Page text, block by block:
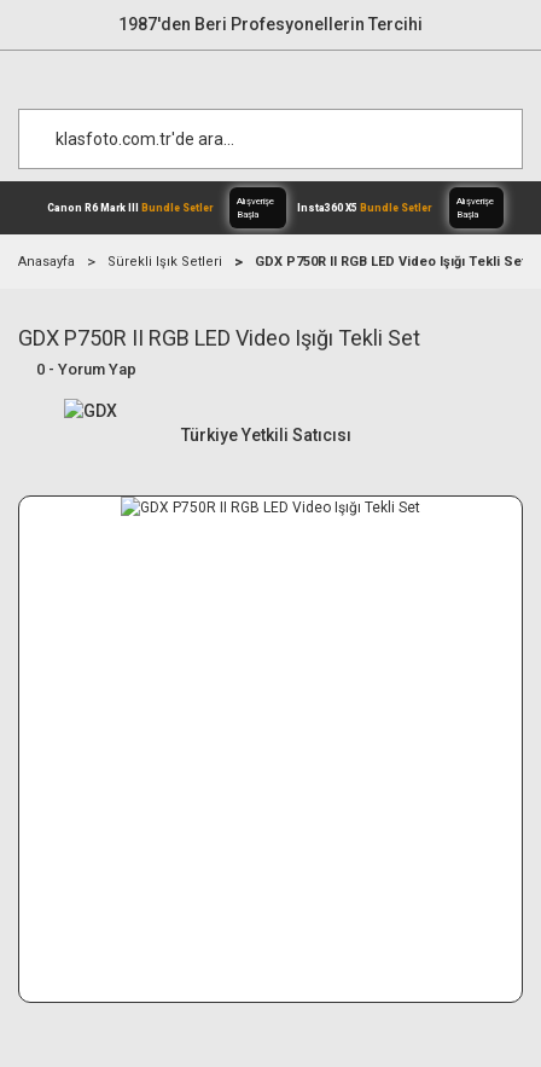
1987'den Beri Profesyonellerin Tercihi
Canon R6 Mark III Bundle Setler
Alışverişe
Anasayfa Sürekli Işık Setleri GDX P750R II RGB LED Video Işığı Tekli Set
GDX P750R II RGB LED Video Işığı Tekli Set
0 - Yorum Yap
Türkiye Yetkili Satıcısı